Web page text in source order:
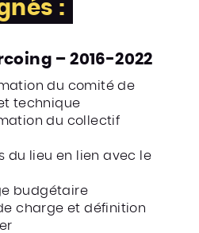
:
– 2016-2022
du comité de
technique
du collectif
du lieu en lien avec le
budgétaire
charge et définition